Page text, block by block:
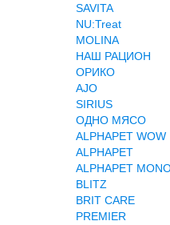
SAVITA
NU:Treat
MOLINA
НАШ РАЦИОН
ОРИКО
AJO
SIRIUS
ОДНО МЯСО
ALPHAPET WOW
ALPHAPET
ALPHAPET
BLITZ
BRIT CARE
PREMIER